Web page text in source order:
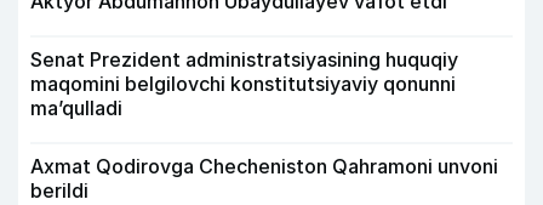
Senat Prezident administratsiyasining huquqiy
maqomini belgilovchi konstitutsiyaviy qonunni
ma’qulladi
Axmat Qodirovga Checheniston Qahramoni unvoni
berildi